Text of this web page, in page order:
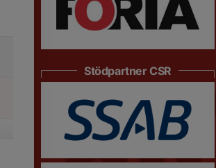
Stödpartner CSR